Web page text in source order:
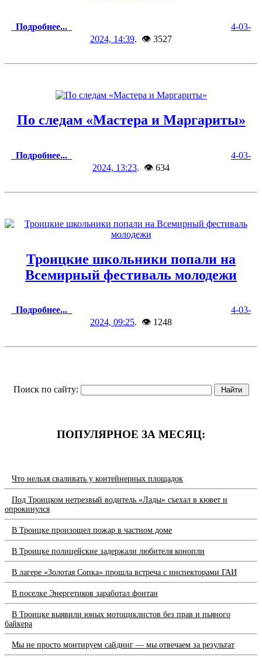
Подробнее...
4-03-
2024, 14:39. 👁 3527
По следам «Мастера и Маргариты»
Подробнее...
4-03-
2024, 13:23. 👁 634
Троицкие школьники попали на
Всемирный фестиваль молодежи
Подробнее...
4-03-
2024, 09:25. 👁 1248
Поиск по сайту:
ПОПУЛЯРНОЕ ЗА МЕСЯЦ:
Что нельзя сваливать у контейнерных площадок
Под Троицком нетрезвый водитель «Лады» съехал в кювет и
опрокинулся
В Троицке произошел пожар в частном доме
В Троицке полицейские задержали любителя конопли
В лагере «Золотая Сопка» прошла встреча с инспекторами ГАИ
В поселке Энергетиков заработал фонтан
В Троицке выявили юных мотоциклистов без прав и пьяного
байкера
Мы не просто монтируем сайдинг — мы отвечаем за результат